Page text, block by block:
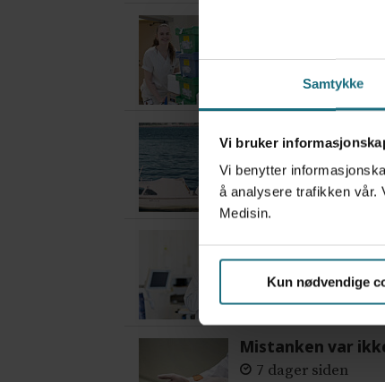
Samtykke
Vi bruker
Vi benytter
å analysere trafikken vår.
Medisin.
Kun nødvendige
Flytter
2 dager siden
3 dager siden
Mistanken var
7 dager siden